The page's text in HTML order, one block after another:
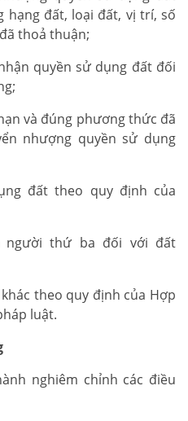
hạng đất, loại đất, vị trí, số
thoả thuận;
quyền sử dụng đất đối
và đúng phương thức đã
nhượng quyền sử dụng
đất theo quy định của
người thứ ba đối với đất
theo quy định của Hợp
luật.
nghiêm chỉnh các điều